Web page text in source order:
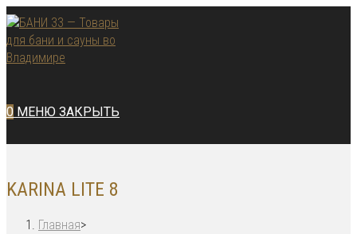
Перейти
к
содержимому
0 МЕНЮ ЗАКРЫТЬ
KARINA LITE 8
Главная>